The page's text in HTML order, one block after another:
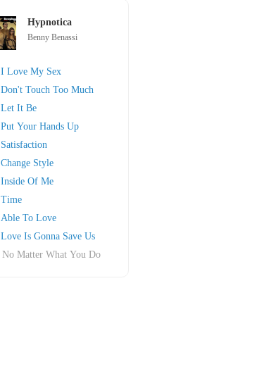
Hypnotica
Benny Benassi
I Love My Sex
Don't Touch Too Much
Let It Be
Put Your Hands Up
Satisfaction
Change Style
Inside Of Me
Time
Able To Love
Love Is Gonna Save Us
No Matter What You Do